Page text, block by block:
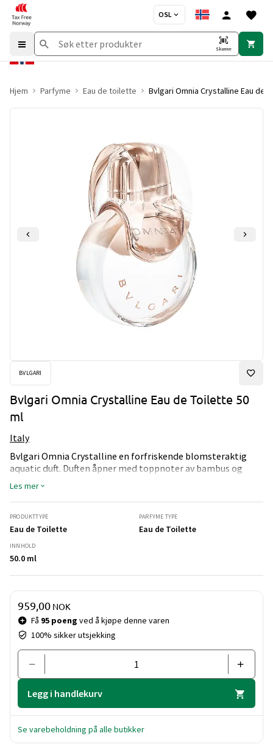
OSL
Skanne
Hjem Parfyme Eau de toilette Bvlgari Omnia Crystalline Eau de
BVLGARI
Bvlgari Omnia Crystalline Eau de Toilette 50
ml
Italy
Bvlgari Omnia Crystalline en forfriskende blomsteraktig
aquatic duft. Duften åpner med toppnoter av bambus og
pære, som gir en ren og naturlig friskhet. I hjertet finner du
lotus, te og cassia, som gir duften en subtil blomstrende
dybde. Avslutningsvis har duften noter av musk, guaiactre og
eikemos som gir en varm og beroligende base. Bvlgari
Omnia Crystalline er en duft som fremkaller følelsen av
klarhet og renhet, som en vakker dag ved vannkanten.
Duften blir ofte kalt sykepleierparfymen da det er en ren duft
intim.
Les mer
PRODUKTTYPE
Eau de Toilette
PARFYME TYPE
Eau de Toilette
INNHOLD
50.0 ml
Pris og mengde
Få 95 poeng ved å kjøpe denne varen
100% sikker utsjekking
959,00 NOK
Legg i handlekurv
Se varebeholdning på alle butikker